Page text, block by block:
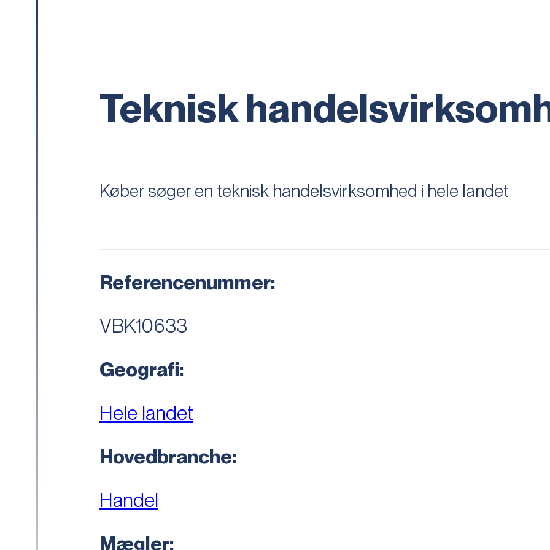
Teknisk
Køber søger en teknisk handelsvirksomhed i hele landet
Referencenummer:
VBK10633
Geografi:
Hele landet
Hovedbranche:
Handel
Mægler: